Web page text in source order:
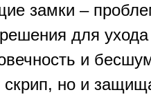
замки –
для
и
скрип, но и